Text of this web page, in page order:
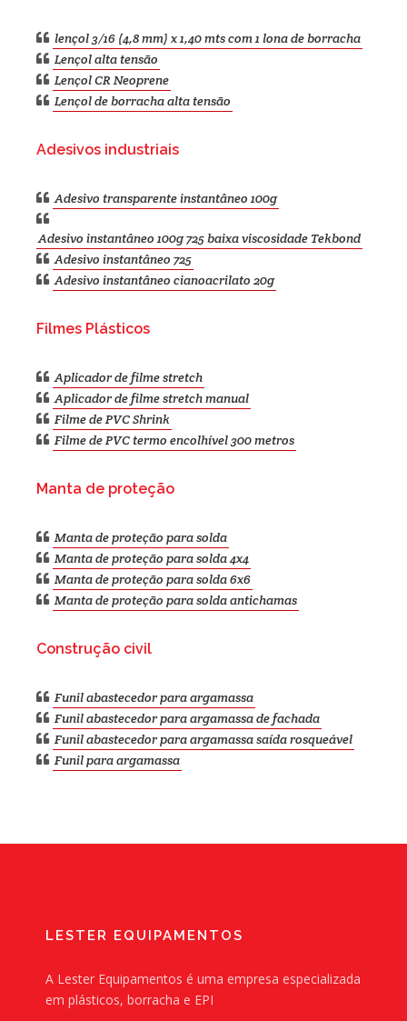
lençol 3/16 (4,8 mm) x 1,40 mts com 1 lona de borracha
Lençol alta tensão
Lençol CR Neoprene
Lençol de borracha alta tensão
Adesivos industriais
Adesivo transparente instantâneo 100g
Adesivo instantâneo 100g 725 baixa viscosidade Tekbond
Adesivo instantâneo 725
Adesivo instantâneo cianoacrilato 20g
Filmes Plásticos
Aplicador de filme stretch
Aplicador de filme stretch manual
Filme de PVC Shrink
Filme de PVC termo encolhível 300 metros
Manta de proteção
Manta de proteção para solda
Manta de proteção para solda 4x4
Manta de proteção para solda 6x6
Manta de proteção para solda antichamas
Construção civil
Funil abastecedor para argamassa
Funil abastecedor para argamassa de fachada
Funil abastecedor para argamassa saída rosqueável
Funil para argamassa
LESTER EQUIPAMENTOS
A Lester Equipamentos é uma empresa especializada
em plásticos, borracha e EPI